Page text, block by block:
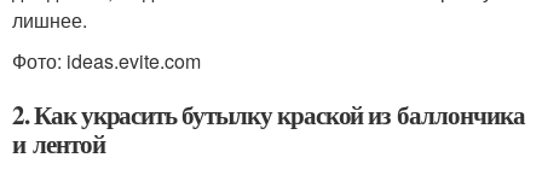
лишнее.
Фото: ideas.evite.com
2. Как украсить бутылку краской из баллончика
и лентой